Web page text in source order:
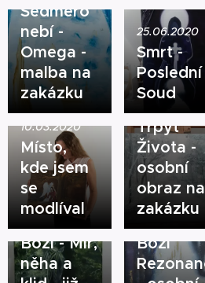
Sedmero
nebí -
Omega -
malba na
zakázku
25.06.2020
Smrt -
Poslední
Soud
10.03.2020
Místo,
kde jsem
se
modlíval
Třpyt
Života -
osobní
obraz na
zakázku
02.11.2019
Boží - Mír,
něha a
Boží